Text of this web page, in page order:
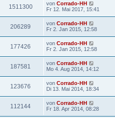
1511300 von Corrado-HH
Fr 12. Mai 2017, 15:41
206289 von Corrado-HH
Fr 2. Jan 2015, 12:58
177426 von Corrado-HH
Fr 2. Jan 2015, 12:58
187581 von Corrado-HH
Mo 4. Aug 2014, 14:12
123676 von Corrado-HH
Di 13. Mai 2014, 18:34
112144 von Corrado-HH
Fr 18. Apr 2014, 08:28